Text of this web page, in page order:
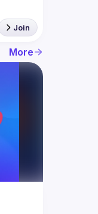
Join
More